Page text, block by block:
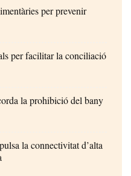
per prevenir
per facilitar la conciliació
la prohibició del bany
la connectivitat d’alta